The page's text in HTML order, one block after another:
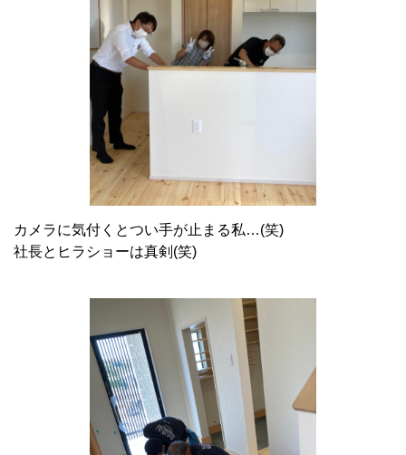
カメラに気付くとつい手が止まる私…(笑)
社長とヒラショーは真剣(笑)